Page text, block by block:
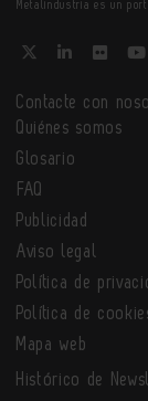
Metalindustria es un
Contacte con
Quiénes somos
Glosario
FAQ
Publicidad
Aviso legal
Política de
Política de
Mapa web
Histórico de